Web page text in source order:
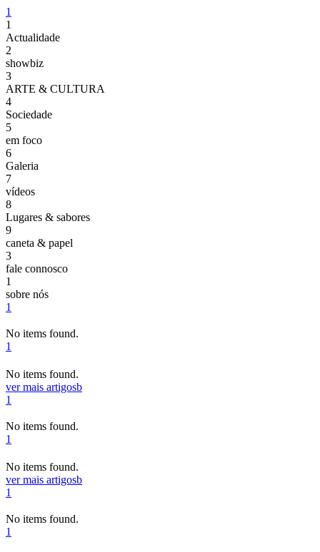
1
1
Actualidade
2
showbiz
3
ARTE & CULTURA
4
Sociedade
5
em foco
6
Galeria
7
vídeos
8
Lugares & sabores
9
caneta & papel
3
fale connosco
1
sobre nós
1
No items found.
1
No items found.
ver mais artigosb
1
No items found.
1
No items found.
ver mais artigosb
1
No items found.
1